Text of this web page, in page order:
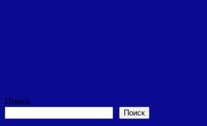
Поиск
Поиск